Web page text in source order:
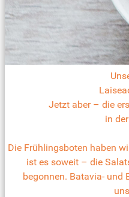
Jetzt aber – die
in
Die Frühlingsboten haben
ist es soweit – die
begonnen. Batavia- und